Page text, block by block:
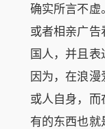
确实所言不虚
或者相亲广
国人，并且
因为，在浪
或人自身，
有的东西也